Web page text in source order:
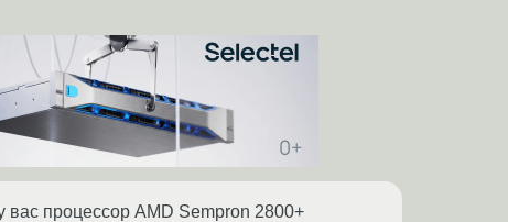
процессор AMD Sempron 2800+